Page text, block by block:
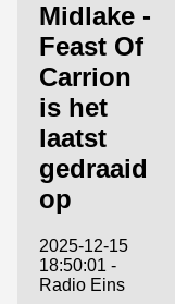
Midlake -
Feast Of
Carrion
is het
laatst
gedraaid
op
2025-12-15
18:50:01 -
Radio Eins